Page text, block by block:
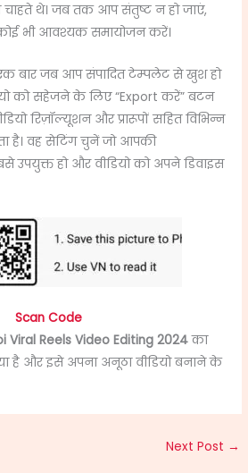
चाहते थे। जब तक आप संतुष्ट न हो जाएं,
भी आवश्यक समायोजन करें।
बार जब आप संपादित टेम्पलेट से खुश हो
को सहेजने के लिए “Export करें” बटन
रिज़ॉल्यूशन और प्रारूपों सहित विभिन्न
है। वह सेटिंग चुनें जो आपकी
हो और वीडियो को अपने डिवाइस
Scan Code
Viral Reels Video Editing 2024का
है और इसे अपना अनूठा वीडियो बनाने के
Next Post →